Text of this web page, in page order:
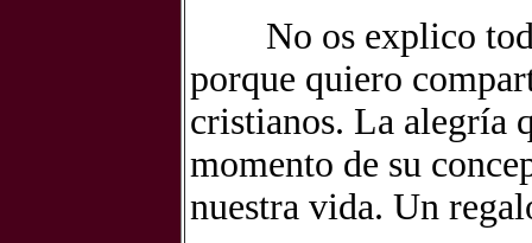
No os explico todo
porque quiero
cristianos. La alegría
momento de su
nuestra vida. Un